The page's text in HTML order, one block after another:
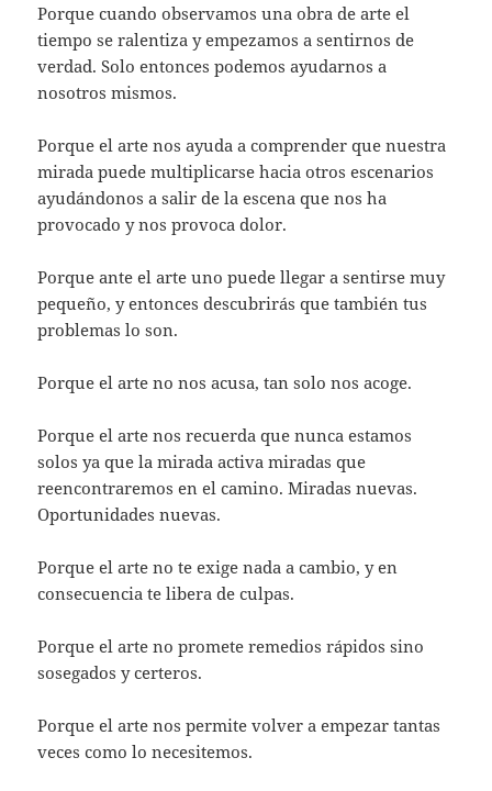
Porque cuando observamos una obra de arte el
tiempo se ralentiza y empezamos a sentirnos de
verdad. Solo entonces podemos ayudarnos a
nosotros mismos.
Porque el arte nos ayuda a comprender que nuestra
mirada puede multiplicarse hacia otros escenarios
ayudándonos a salir de la escena que nos ha
provocado y nos provoca dolor.
Porque ante el arte uno puede llegar a sentirse muy
pequeño, y entonces descubrirás que también tus
problemas lo son.
Porque el arte no nos acusa, tan solo nos acoge.
Porque el arte nos recuerda que nunca estamos
solos ya que la mirada activa miradas que
reencontraremos en el camino. Miradas nuevas.
Oportunidades nuevas.
Porque el arte no te exige nada a cambio, y en
consecuencia te libera de culpas.
Porque el arte no promete remedios rápidos sino
sosegados y certeros.
Porque el arte nos permite volver a empezar tantas
veces como lo necesitemos.